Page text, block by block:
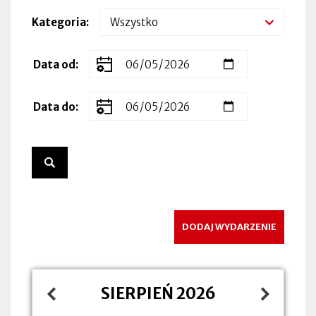
Kategoria
Zakres
dat
Data od
Data do
DODAJ WYDARZENIE
SIERPIEŃ 2026